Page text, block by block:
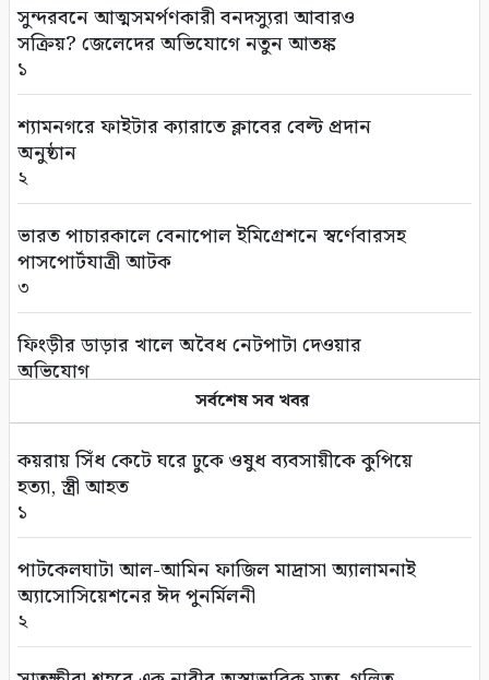
সুন্দরবনে আত্মসমর্পণকারী বনদস্যুরা আবারও
সক্রিয়? জেলেদের অভিযোগে নতুন আতঙ্ক
১
শ্যামনগরে ফাইটার ক্যারাতে ক্লাবের বেল্ট প্রদান
অনুষ্ঠান
২
ভারত পাচারকালে বেনাপোল ইমিগ্রেশনে স্বর্ণেবারসহ
পাসপোর্টযাত্রী আটক
৩
ফিংড়ীর ডাড়ার খালে অবৈধ নেটপাটা দেওয়ার
অভিযোগ
তালায় বিল থেকে যুবকের মৃতদেহ উদ্ধার
৫
গণঅভ্যুত্থানের দ্বিতীয় বর্ষপূর্তি উপলক্ষে সাতক্ষীরায়
বিএনপির র‌্যালি ও আলোচনা সভা
৬
সাতক্ষীরায় ছাত্রশিবিরের ম্যারাথন র‌্যালি
৭
সর্বশেষ সব খবর
কয়রায় সিঁধ কেটে ঘরে ঢুকে ওষুধ ব্যবসায়ীকে কুপিয়ে
হত্যা, স্ত্রী আহত
১
পাটকেলঘাটা আল-আমিন ফাজিল মাদ্রাসা অ্যালামনাই
অ্যাসোসিয়েশনের ঈদ পুনর্মিলনী
২